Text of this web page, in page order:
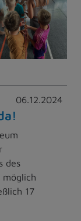
06.12.2024
des
möglich
17